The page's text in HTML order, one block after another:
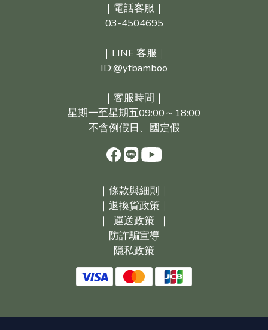
｜電話客服｜
03-4504695
｜LINE 客服｜
ID:@ytbamboo
｜客服時間｜
星期一至星期五09:00～18:00
不含例假日、國定假
｜ 條款與細則｜
｜ 退換貨政策｜
｜ 運送政策 ｜
防詐騙宣導
隱私政策